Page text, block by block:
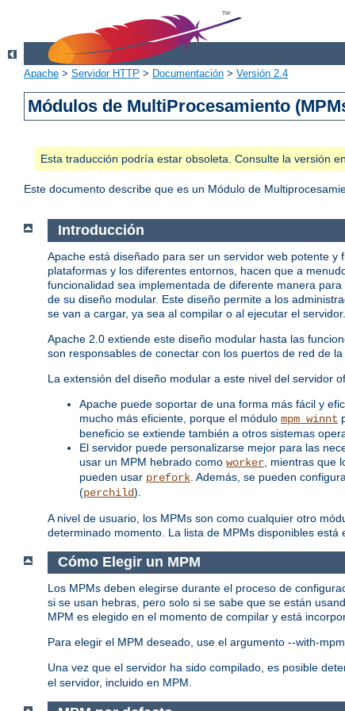
Apache > Servidor HTTP > Documentación > Versión 2.4
Módulos de MultiProcesamiento
Esta traducción podría estar obsoleta. Consulte la versión
Este documento describe que es un Módulo de
Introducción
Apache está diseñado para ser un servidor web potente
plataformas y los diferentes entornos, hacen que a
funcionalidad sea implementada de diferente manera
de su diseño modular. Este diseño permite a los
se van a cargar, ya sea al compilar o al ejecutar el servidor.
Apache 2.0 extiende este diseño modular hasta las
son responsables de conectar con los puertos de red de
La extensión del diseño modular a este nivel del servidor
Apache puede soportar de una forma más fácil y
mucho más eficiente, porque el módulo mpm_winnt
beneficio se extiende también a otros sistemas
El servidor puede personalizarse mejor para las
usar un MPM hebrado como worker , mientras
pueden usar prefork . Además, se pueden
(perchild).
A nivel de usuario, los MPMs son como cualquier otro
determinado momento. La lista de MPMs disponibles está
Cómo Elegir un MPM
Los MPMs deben elegirse durante el proceso de
si se usan hebras, pero solo si se sabe que se están
MPM es elegido en el momento de compilar y está
Para elegir el MPM deseado, use el argumento --with-
Una vez que el servidor ha sido compilado, es posible
el servidor, incluido en MPM.